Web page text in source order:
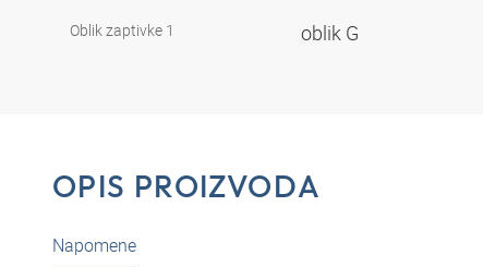
Oblik zaptivke 1 oblik G
OPIS PROIZVODA
Napomene